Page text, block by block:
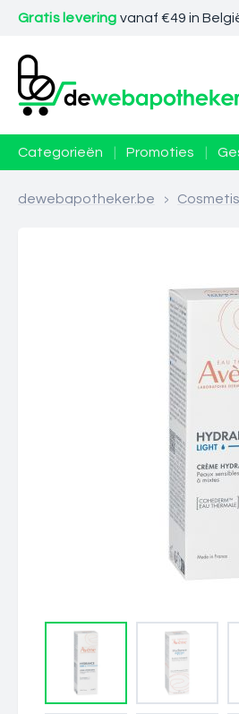
Gratis levering vanaf €49 in
Categorieën Promoties
dewebapotheker.be >